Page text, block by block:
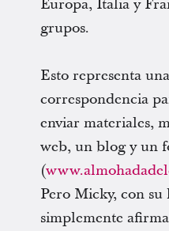
Europa, Italia y
grupos.
Esto representa
correspondencia
enviar materiales,
web, un blog y un
(
Pero Micky, con
simplemente